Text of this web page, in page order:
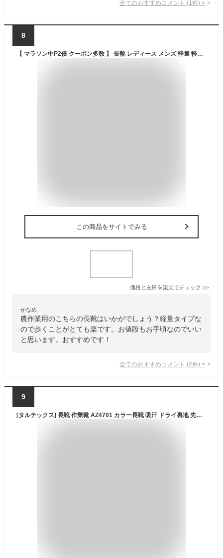
全てのおすすめコメント (1 件) >
8
【 マラソン中P2倍 クーポン多数 】 長靴 レディース メンズ 軽量 軽い 農作業 カルサーワン M-1 L-1 レインシューズ 長靴 靴 完全防水 雪 アウトドア オシャレ ブラック/ネイビー/モスグリーン/マゼンタ/ローズ ながぐつくらぶ 福山ゴム 送料無料
この商品をサイトでみる
価格と在庫を楽天でチェック >>
かなめ
農作業用のこちらの長靴はいかがでしょう？軽量タイプな
ので歩くことがとても楽です。お値段もお手頃なのでいい
と思います。おすすめです！
全てのおすすめコメント (2件) >
9
[タルテックス] 長靴 作業靴 AZ4701 カラー長靴 吸汗 ドライ裏地 先芯無し 3E ブラック×レッド 29.0 cm